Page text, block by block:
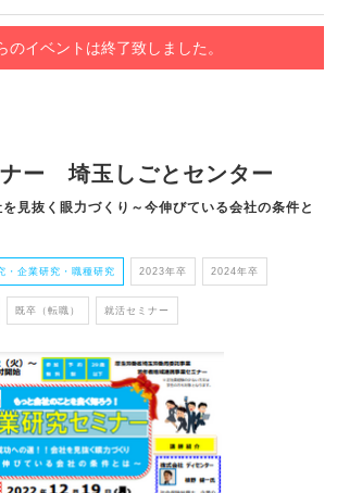
のイベントは終了致しました。
ー 埼玉しごとセンター
見抜く眼力づくり～今伸びている会社の条件と
・企業研究・職種研究 2023年卒 2024年卒
既卒（転職） 就活セミナー